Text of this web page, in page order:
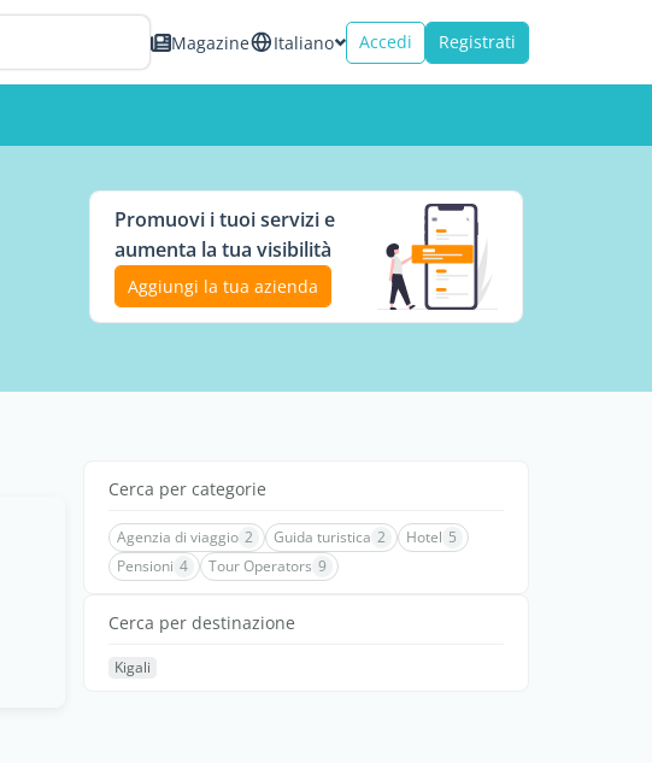
Magazine Italiano Accedi Registrati
Promuovi i tuoi servizi e
aumenta la tua visibilità
Aggiungi la tua azienda
Cerca per categorie
Agenzia di viaggio 2 Guida turistica 2 Hotel 5
Pensioni 4 Tour Operators 9
Cerca per destinazione
Kigali